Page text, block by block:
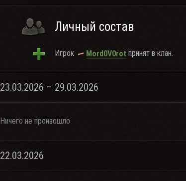
Личный состав
Игрок Mord0V0rot принят в клан.
23.03.2026 – 29.03.2026
Ничего не произошло
22.03.2026